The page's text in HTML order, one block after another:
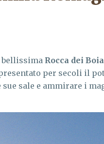
bellissima Rocca dei
per secoli il
sale e ammirare i